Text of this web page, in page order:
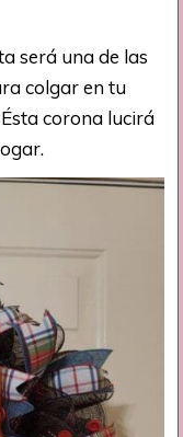
será una de las
colgar en tu
corona lucirá